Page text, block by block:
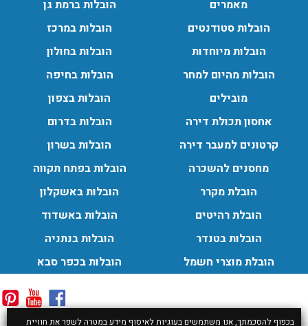
בכפוף להסכמתך, אנו משתמשים בעוגיות לאיסוף מידע במטרה לשפר את חוויית
מאמרים
הובלות סטודנטים
הובלות מיוחדות
הובלות מהיום למחר
מובילים
אחסון תכולת דירה
קרטונים למעבר דירה
מחסנים להשכרה
הובלת מקרר
הובלת רהיטים
הובלות בטנדר
הובלת מוצרי חשמל
הובלות ברמת גן
הובלות במרכז
הובלות בחולון
הובלות בחיפה
הובלות בצפון
הובלות בדרום
הובלות בשרון
הובלות בפתח תקווה
הובלות באשקלון
הובלות באשדוד
הובלות בנתניה
הובלות בכפר סבא